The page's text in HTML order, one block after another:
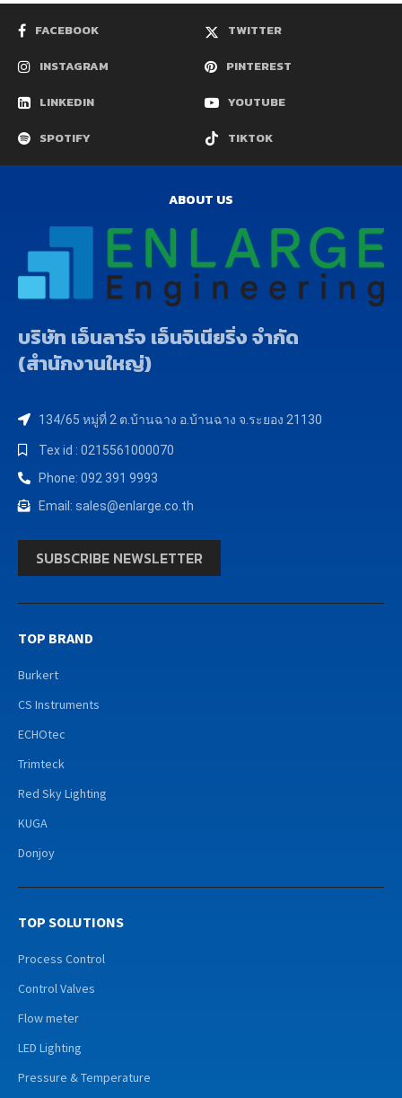
FACEBOOK TWITTER
INSTAGRAM PINTEREST
LINKEDIN YOUTUBE
SPOTIFY TIKTOK
ABOUT US
บริษัท เอ็นลาร์จ เอ็นจิเนียริ่ง จำกัด
(สำนักงานใหญ่)
134/65 หมู่ที่ 2 ต.บ้านฉาง อ.บ้านฉาง จ.ระยอง 21130
Tex id : 0215561000070
Phone: 092 391 9993
Email: sales@enlarge.co.th
SUBSCRIBE NEWSLETTER
TOP BRAND
Burkert
CS Instruments
ECHOtec
Trimteck
Red Sky Lighting
KUGA
Donjoy
TOP SOLUTIONS
Process Control
Control Valves
Flow meter
LED Lighting
Pressure & Temperature